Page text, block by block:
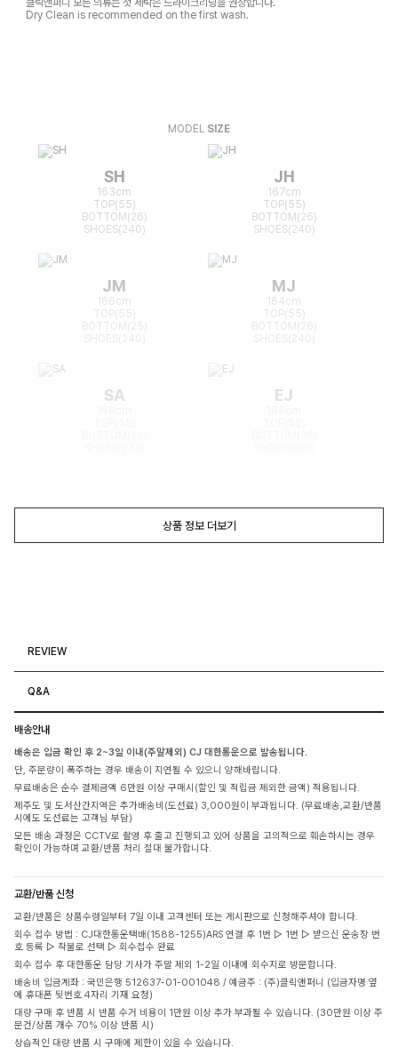
Dry Clean is recommended on the first wash.
MODEL SIZE
SH
163cm
TOP(55)
BOTTOM(26)
SHOES(240)
JH
167cm
TOP(55)
BOTTOM(26)
SHOES(240)
JM
166cm
TOP(55)
BOTTOM(25)
MJ
164cm
TOP(55)
BOTTOM(26)
SA EJ
상품 정보 더보기
REVIEW
Q&A
배송안내
배송은 입금 확인 후 2~3일 이내(주말제외) CJ 대한통운으로 발송됩니다.
단, 주문량이 폭주하는 경우 배송이 지연될 수 있으니 양해바랍니다.
무료배송은 순수 결제금액 6만원 이상 구매시(할인 및 적립금 제외한 금액) 적용됩니다.
제주도 및 도서산간지역은 추가배송비(도선료) 3,000원이 부과됩니다. (무료배송,교환/반품
시에도 도선료는 고객님 부담)
모든 배송 과정은 CCTV로 촬영 후 출고 진행되고 있어 상품을 고의적으로 훼손하시는 경우
확인이 가능하며 교환/반품 처리 절대 불가합니다.
교환/반품 신청
교환/반품은 상품수령일부터 7일 이내 고객센터 또는 게시판으로 신청해주셔야 합니다.
회수 접수 방법 : CJ대한통운택배(1588-1255)ARS 연결 후 1번 ▷ 1번 ▷ 받으신 운송장 번
호 등록 ▷ 착불로 선택 ▷ 회수접수 완료
회수 접수 후 대한통운 담당 기사가 주말 제외 1-2일 이내에 회수지로 방문합니다.
배송비 입금계좌 : 국민은행 512637-01-001048 / 예금주 : (주)클릭앤퍼니 (입금자명 옆
에 휴대폰 뒷번호 4자리 기재 요청)
대량 구매 후 반품 시 반품 수거 비용이 1만원 이상 추가 부과될 수 있습니다. (30만원 이상 주
문건/상품 개수 70% 이상 반품 시)
상습적인 대량 반품 시 구매에 제한이 있을 수 있습니다.